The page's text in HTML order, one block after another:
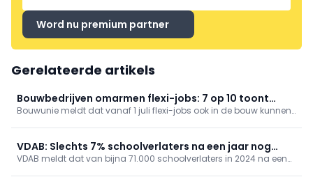
Word nu premium partner
Gerelateerde artikels
Bouwbedrijven omarmen flexi-jobs: 7 op 10 toont
interesse
Bouwunie meldt dat vanaf 1 juli flexi-jobs ook in de bouw kunnen.
flexi’s als vervanging. Bedrijven vrezen kandidaatenschaarste en
administratie.
VDAB: Slechts 7% schoolverlaters na een jaar nog
werkzoekend
VDAB meldt dat van bijna 71.000 schoolverlaters in 2024 na een